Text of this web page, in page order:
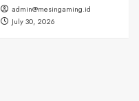
admin@mesingaming.id
July 30, 2026